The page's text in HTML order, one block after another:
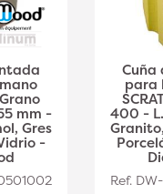
mm -
Gres
-
para
400 -
Ref.